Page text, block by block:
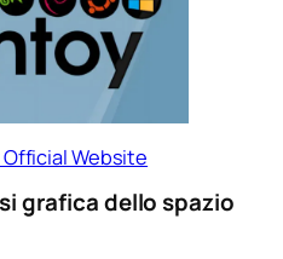
Website
grafica dello spazio